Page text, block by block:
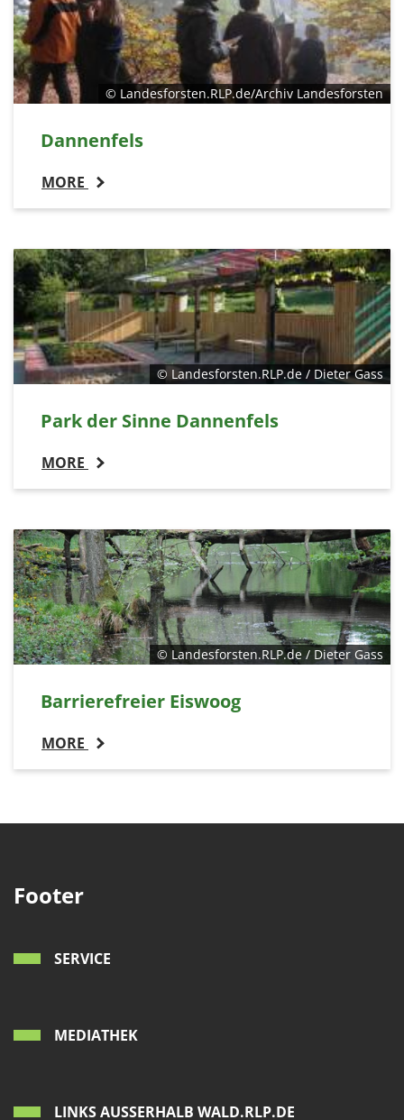
© Landesforsten.RLP.de/Archiv Landesforsten
Dannenfels
MORE
© Landesforsten.RLP.de / Dieter Gass
Park der Sinne Dannenfels
MORE
© Landesforsten.RLP.de / Dieter Gass
Barrierefreier Eiswoog
MORE
Footer
SERVICE
MEDIATHEK
LINKS AUSSERHALB WALD.RLP.DE